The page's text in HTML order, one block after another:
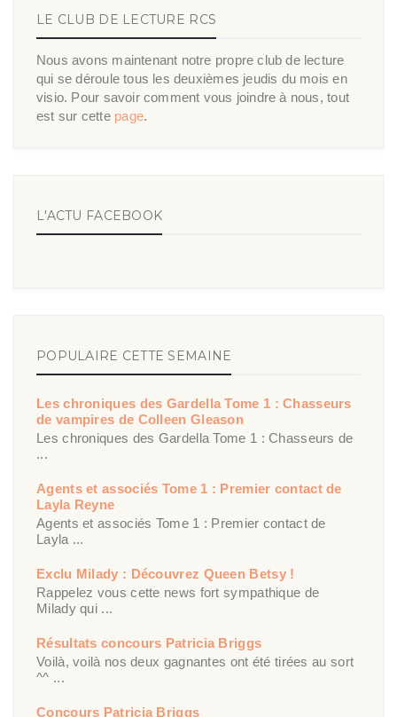
LE CLUB DE LECTURE RCS
Nous avons maintenant notre propre club de lecture
qui se déroule tous les deuxièmes jeudis du mois en
visio. Pour savoir comment vous joindre à nous, tout
est sur cette page.
L'ACTU FACEBOOK
POPULAIRE CETTE SEMAINE
Les chroniques des Gardella Tome 1 : Chasseurs
de vampires de Colleen Gleason
Les chroniques des Gardella Tome 1 : Chasseurs de
...
Agents et associés Tome 1 : Premier contact de
Layla Reyne
Agents et associés Tome 1 : Premier contact de
Layla ...
Exclu Milady : Découvrez Queen Betsy !
Rappelez vous cette news fort sympathique de
Milady qui ...
Résultats concours Patricia Briggs
Voilà, voilà nos deux gagnantes ont été tirées au sort
^^ ...
Concours Patricia Briggs